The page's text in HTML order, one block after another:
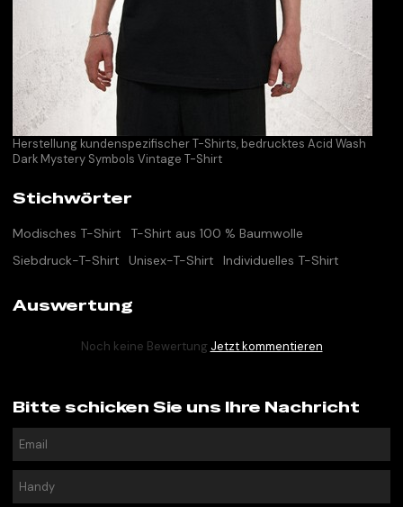
Herstellung kundenspezifischer T-Shirts, bedrucktes Acid Wash
Dark Mystery Symbols Vintage T-Shirt
Stichwörter
Modisches T-Shirt
T-Shirt aus 100 % Baumwolle
Siebdruck-T-Shirt
Unisex-T-Shirt Individuelles T-Shirt
Auswertung
Noch keine Bewertung Jetzt kommentieren
Bitte schicken Sie uns Ihre Nachricht